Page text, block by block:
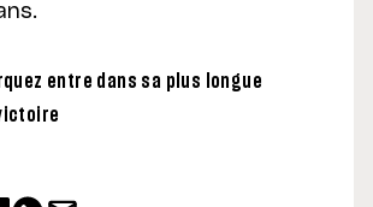
entre dans sa plus longue